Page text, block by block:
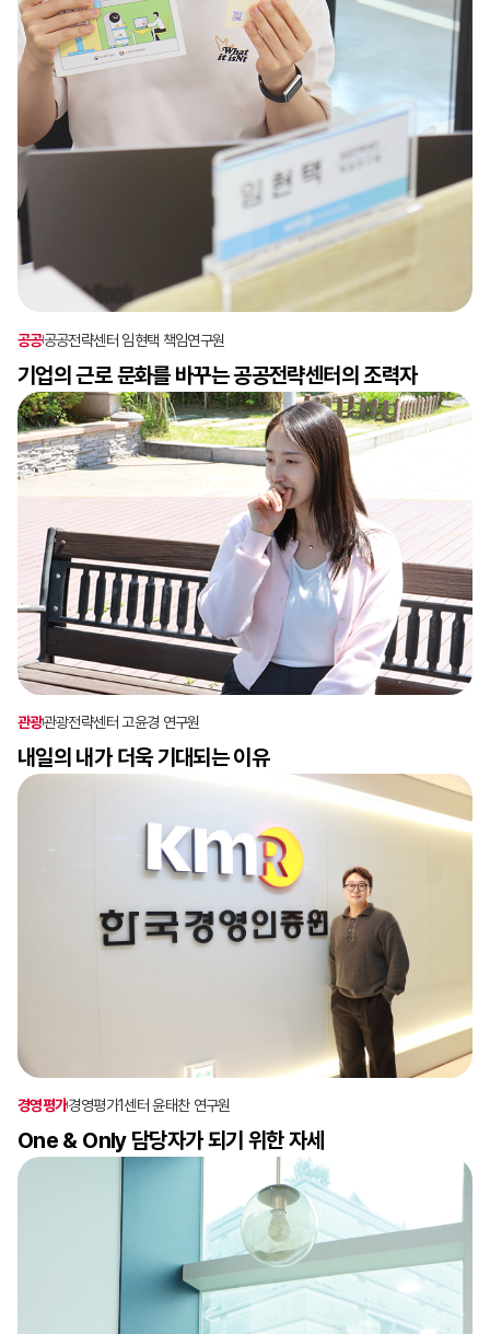
공공공공전략센터 임현택 책임연구원
기업의 근로 문화를 바꾸는 공공전략센터의 조력자
관광관광전략센터 고윤경 연구원
내일의 내가 더욱 기대되는 이유
경영평가경영평가1센터 윤태찬 연구원
One & Only 담당자가 되기 위한 자세